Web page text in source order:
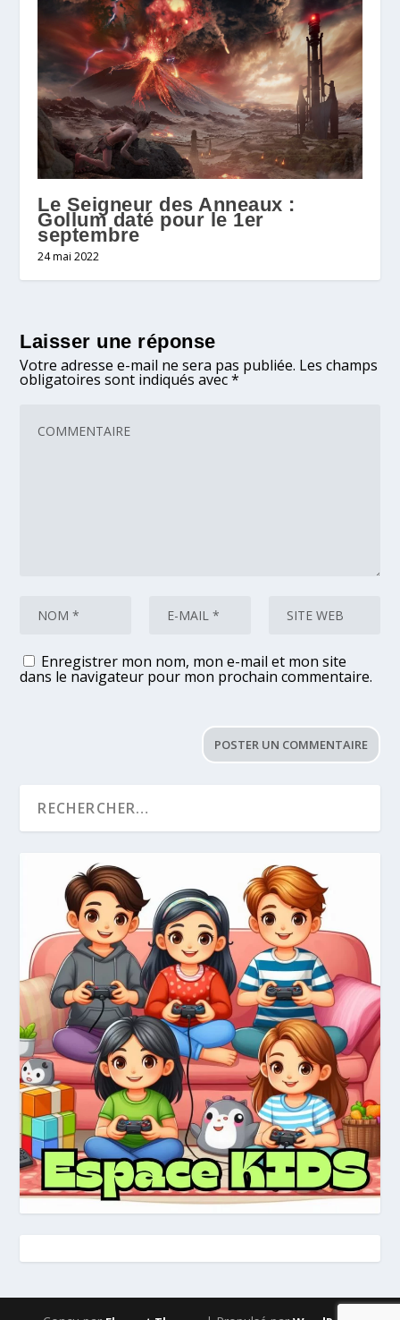
Le Seigneur des Anneaux :
Gollum daté pour le 1er
septembre
24 mai 2022
Laisser une réponse
Votre adresse e-mail ne sera pas publiée. Les champs
obligatoires sont indiqués avec*
Enregistrer mon nom, mon e-mail et mon site
dans le navigateur pour mon prochain commentaire.